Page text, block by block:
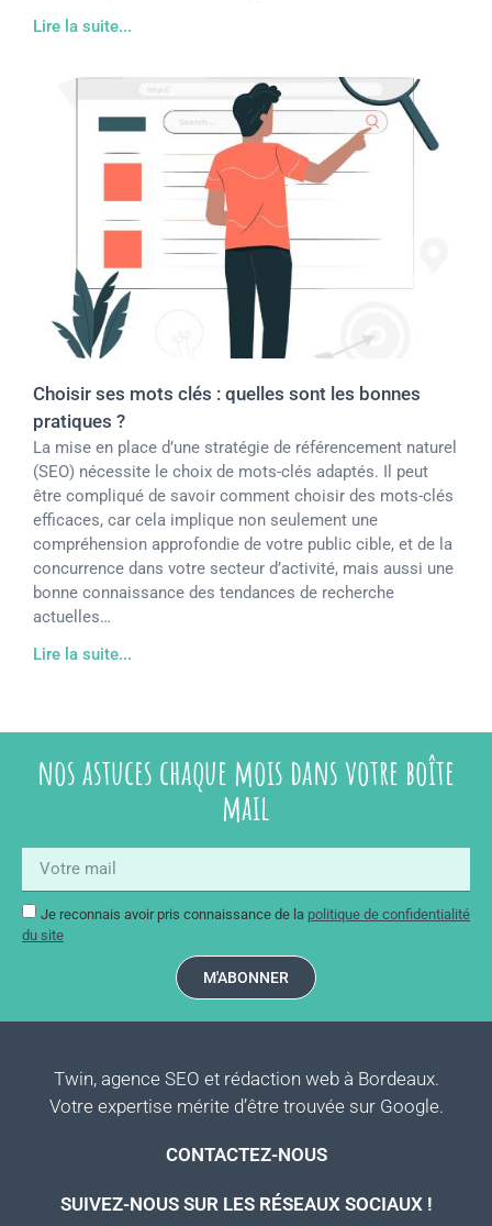
Lire la suite...
Choisir ses mots clés : quelles sont les bonnes
pratiques ?
La mise en place d’une stratégie de référencement naturel
(SEO) nécessite le choix de mots-clés adaptés. Il peut
être compliqué de savoir comment choisir des mots-clés
efficaces, car cela implique non seulement une
compréhension approfondie de votre public cible, et de la
concurrence dans votre secteur d’activité, mais aussi une
bonne connaissance des tendances de recherche
actuelles…
Lire la suite...
nos astuces chaque mois dans votre boîte
mail
Je reconnais avoir pris connaissance de la politique de confidentialité
du site
M'ABONNER
Twin, agence SEO et rédaction web à Bordeaux.
Votre expertise mérite d’être trouvée sur Google.
CONTACTEZ-NOUS
SUIVEZ-NOUS SUR LES RÉSEAUX SOCIAUX !